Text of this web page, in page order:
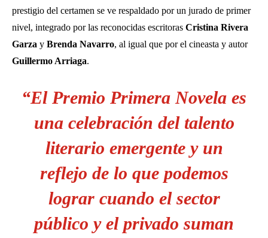
prestigio del certamen se ve respaldado por un jurado de primer
nivel, integrado por las reconocidas escritoras Cristina Rivera
Garza y Brenda Navarro, al igual que por el cineasta y autor
Guillermo Arriaga.
“El Premio Primera Novela es
una celebración del talento
literario emergente y un
reflejo de lo que podemos
lograr cuando el sector
público y el privado suman